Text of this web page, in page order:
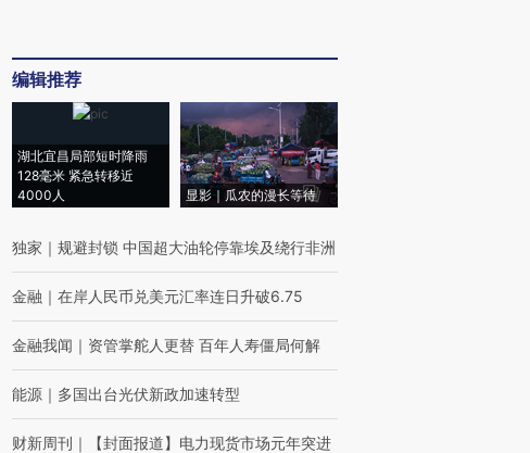
编辑推荐
湖北宜昌局部短时降雨
128毫米 紧急转移近
4000人
显影｜瓜农的漫长等待
独家 ｜ 规避封锁 中国超大油轮停靠埃及绕行非洲
金融 ｜ 在岸人民币兑美元汇率连日升破6.75
金融我闻 ｜ 资管掌舵人更替 百年人寿僵局何解
能源 ｜ 多国出台光伏新政加速转型
财新周刊 ｜ 【封面报道】电力现货市场元年突进